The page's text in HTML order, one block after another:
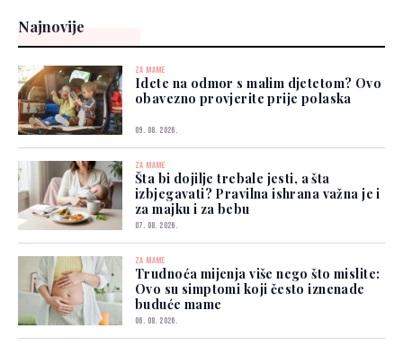
Najnovije
ZA MAME
Idete na odmor s malim djetetom? Ovo
obavezno provjerite prije polaska
09. 08. 2026.
ZA MAME
Šta bi dojilje trebale jesti, a šta
izbjegavati? Pravilna ishrana važna je i
za majku i za bebu
07. 08. 2026.
ZA MAME
Trudnoća mijenja više nego što mislite:
Ovo su simptomi koji često iznenade
buduće mame
06. 08. 2026.